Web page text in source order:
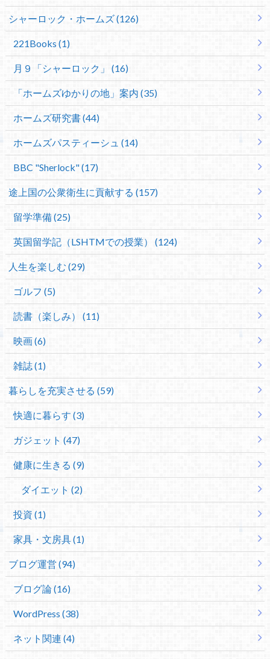
シャーロック・ホームズ (126)
221Books (1)
月９「シャーロック」 (16)
「ホームズゆかりの地」案内 (35)
ホームズ研究書 (44)
ホームズパスティーシュ (14)
BBC "Sherlock" (17)
途上国の公衆衛生に貢献する (157)
留学準備 (25)
英国留学記（LSHTMでの授業） (124)
人生を楽しむ (29)
ゴルフ (5)
読書（楽しみ） (11)
映画 (6)
雑誌 (1)
暮らしを充実させる (59)
快適に暮らす (3)
ガジェット (47)
健康に生きる (9)
ダイエット (2)
投資 (1)
家具・文房具 (1)
ブログ運営 (94)
ブログ論 (16)
WordPress (38)
ネット関連 (4)